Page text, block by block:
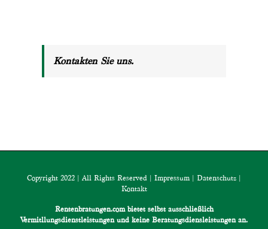
Kontakten Sie uns.
Copyright 2022 | All Rights Reserved | Impressum | Datenschutz |
Kontakt
Rentenbratungen.com bietet selbst ausschließlich
Vermitllungsdienstleistungen und keine Beratungsdiensleistungen an.